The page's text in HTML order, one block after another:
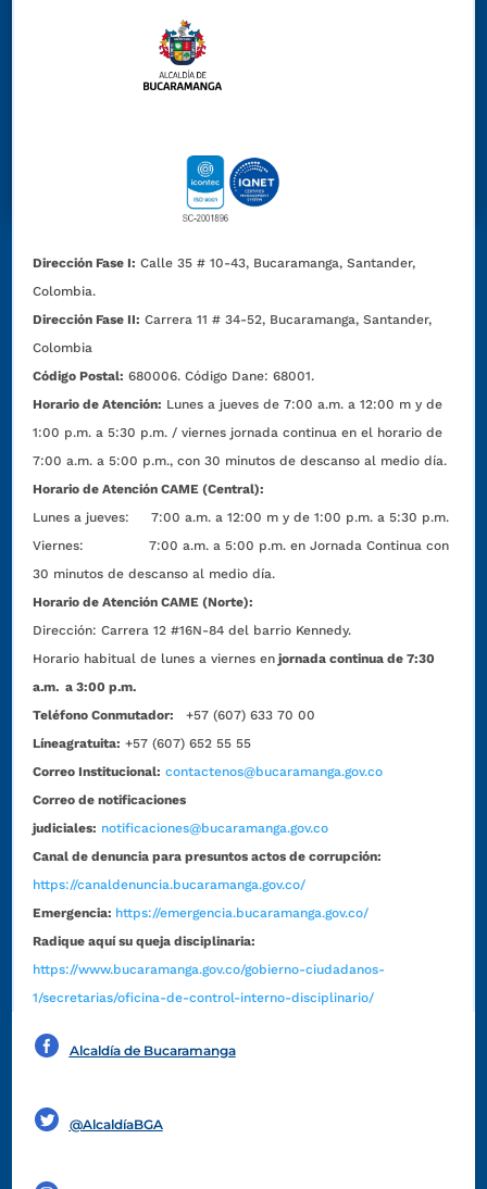
Dirección Fase I: Calle 35 # 10-43, Bucaramanga, Santander,
Colombia.
Dirección Fase II: Carrera 11 # 34-52, Bucaramanga, Santander,
Colombia
Código Postal: 680006. Código Dane: 68001.
Horario de Atención: Lunes a jueves de 7:00 a.m. a 12:00 m y de
1:00 p.m. a 5:30 p.m. / viernes jornada continua en el horario de
7:00 a.m. a 5:00 p.m., con 30 minutos de descanso al medio día.
Horario de Atención CAME (Central):
Lunes a jueves: 7:00 a.m. a 12:00 m y de 1:00 p.m. a 5:30 p.m.
Viernes: 7:00 a.m. a 5:00 p.m. en Jornada Continua con
30 minutos de descanso al medio día.
Horario de Atención CAME (Norte):
Dirección:Carrera 12 #16N-84 del barrio Kennedy.
Horario habitual de lunes a viernes en jornada continua de 7:30
a.m. a 3:00 p.m.
Teléfono Conmutador:
+57 (607) 633 70 00
Líneagratuita: +57 (607) 652 55 55
Correo Institucional: contactenos@bucaramanga.gov.co
Correo de notificaciones
judiciales: notificaciones@bucaramanga.gov.co
Canal de denuncia para presuntos actos de corrupción:
https://canaldenuncia.bucaramanga.gov.co/
Emergencia: https://emergencia.bucaramanga.gov.co/
Radique aquí su queja disciplinaria:
https://www.bucaramanga.gov.co/gobierno-ciudadanos-
1/secretarias/oficina-de-control-interno-disciplinario/
Alcaldía de Bucaramanga
@AlcaldíaBGA